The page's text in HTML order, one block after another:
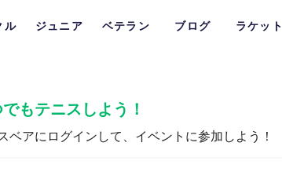
ル ジュニア ベテラン ブログ ラケット
もテニスしよう！
ベアにログインして、イベントに参加しよう！